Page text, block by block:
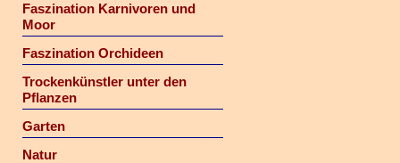
Faszination Karnivoren und
Moor
Faszination Orchideen
Trockenkünstler unter den
Pflanzen
Garten
Natur